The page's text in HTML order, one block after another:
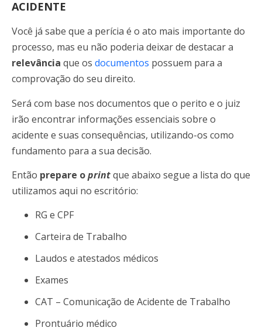
ACIDENTE
Você já sabe que a perícia é o ato mais importante do
processo, mas eu não poderia deixar de destacar a
relevância que os documentos possuem para a
comprovação do seu direito.
Será com base nos documentos que o perito e o juiz
irão encontrar informações essenciais sobre o
acidente e suas consequências, utilizando-os como
fundamento para a sua decisão.
Então prepare oprintque abaixo segue a lista do que
utilizamos aqui no escritório:
RG e CPF
Carteira de Trabalho
Laudos e atestados médicos
Exames
CAT – Comunicação de Acidente de Trabalho
Prontuário médico